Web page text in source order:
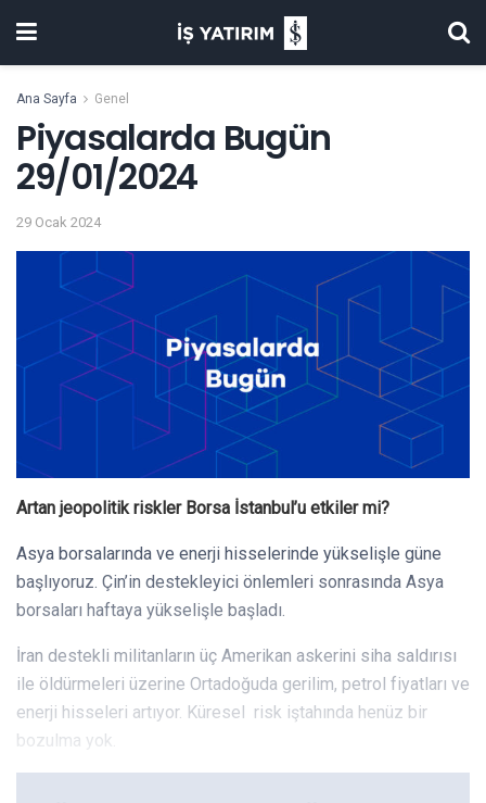
Ana Sayfa Genel
Piyasalarda Bugün
29/01/2024
29 Ocak 2024
Artan jeopolitik riskler Borsa İstanbul’u etkiler mi?
Asya borsalarında ve enerji hisselerinde yükselişle güne
başlıyoruz. Çin’in destekleyici önlemleri sonrasında Asya
borsaları haftaya yükselişle başladı.
İran destekli militanların üç Amerikan askerini siha saldırısı
ile öldürmeleri üzerine Ortadoğuda gerilim, petrol fiyatları ve
enerji hisseleri artıyor. Küresel risk iştahında henüz bir
bozulma yok.